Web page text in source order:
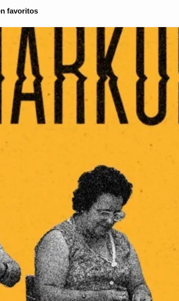
favoritos